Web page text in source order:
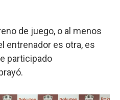
de juego, o al menos
entrenador es otra, es
participado